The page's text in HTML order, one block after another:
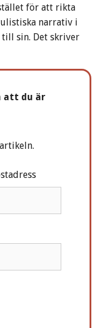
för att rikta
narrativ i
sin. Det skriver
att du är